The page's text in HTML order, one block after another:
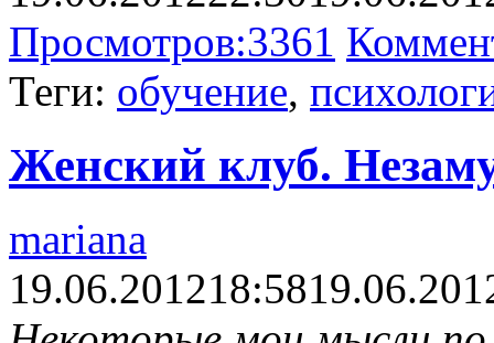
Просмотров:3361
Теги: обучение,
Женский клуб.
mariana
19.06.201218:58